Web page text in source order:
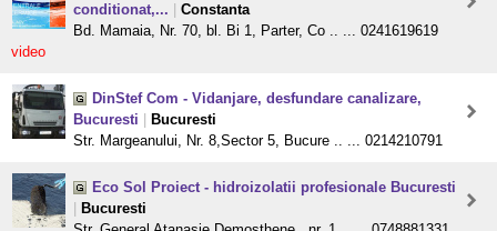
conditionat,...
Constanta
Bd. Mamaia, Nr. 70, bl. Bi 1, Parter, Co .. ... 0241619619
video
DinStef Com - Vidanjare, desfundare canalizare,
Bucuresti
Bucuresti
Str. Margeanului, Nr. 8,Sector 5, Bucure .. ... 0214210791
Eco Sol Proiect - hidroizolatii profesionale Bucuresti
Bucuresti